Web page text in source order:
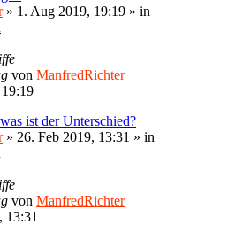
» 1. Aug 2019, 19:19 » in
von ManfredRichter
ist der Unterschied?
» 26. Feb 2019, 13:31 » in
von ManfredRichter
13:31